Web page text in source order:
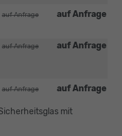
auf Anfrage
auf Anfrage
auf Anfrage
auf Anfrage
auf Anfrage
auf Anfrage
mit